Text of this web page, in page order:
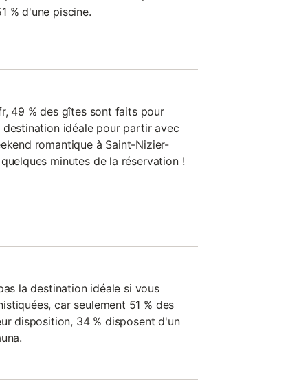
% d'une piscine.
49 % des gîtes sont faits pour
idéale pour partir avec
romantique à Saint-Nizier-
minutes de la réservation !
la destination idéale si vous
car seulement 51 % des
disposition, 34 % disposent d'un